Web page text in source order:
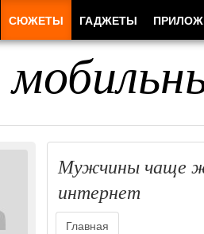
Мужчины чаще
интернет
Главная
СЮЖЕТЫ ГАДЖЕТЫ